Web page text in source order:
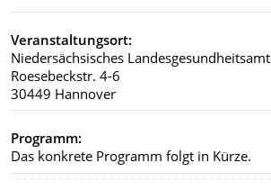
Veranstaltungsort:
Niedersächsisches Landesgesundheitsamt
Roesebeckstr. 4-6
30449 Hannover
Programm:
Das konkrete Programm folgt in Kürze.